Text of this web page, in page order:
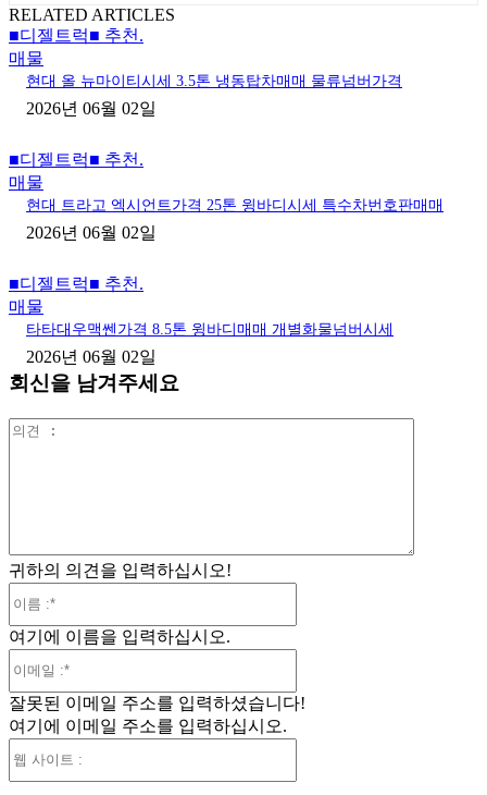
RELATED ARTICLES
■디젤트럭■ 추천.
매물
현대 올 뉴마이티시세 3.5톤 냉동탑차매매 물류넘버가격
2026년 06월 02일
■디젤트럭■ 추천.
매물
현대 트라고 엑시언트가격 25톤 윙바디시세 특수차번호판매매
2026년 06월 02일
■디젤트럭■ 추천.
매물
타타대우맥쎈가격 8.5톤 윙바디매매 개별화물넘버시세
2026년 06월 02일
회신을 남겨주세요
귀하의 의견을 입력하십시오!
여기에 이름을 입력하십시오.
일
잘못된 이메일 주소를 입력하셨습니다!
여기에 이메일 주소를 입력하십시오.